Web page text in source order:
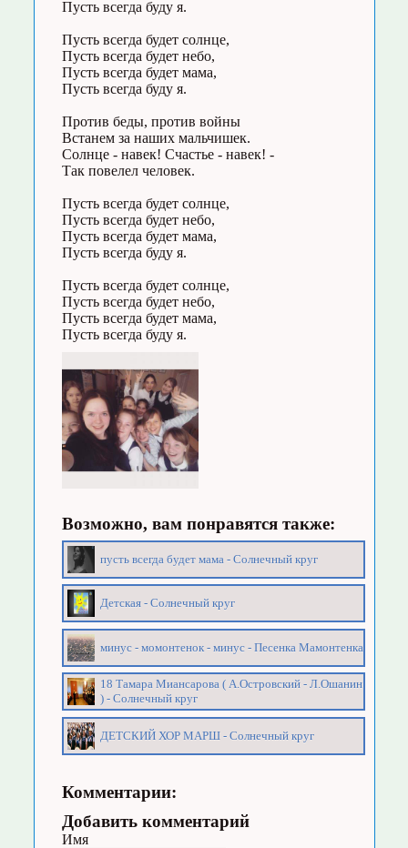
Пусть всегда буду я.
Пусть всегда будет солнце,
Пусть всегда будет небо,
Пусть всегда будет мама,
Пусть всегда буду я.
Против беды, против войны
Встанем за наших мальчишек.
Солнце - навек! Счастье - навек! -
Так повелел человек.
Пусть всегда будет солнце,
Пусть всегда будет небо,
Пусть всегда будет мама,
Пусть всегда буду я.
Пусть всегда будет солнце,
Пусть всегда будет небо,
Пусть всегда будет мама,
Пусть всегда буду я.
Возможно, вам понравятся также:
пусть всегда будет мама - Солнечный круг
Детская - Солнечный круг
минус - момонтенок - минус - Песенка Мамонтенка
18 Тамара Миансарова ( А.Островский - Л.Ошанин
) - Солнечный круг
ДЕТСКИЙ ХОР МАРШ - Солнечный круг
Комментарии:
Добавить комментарий
Имя